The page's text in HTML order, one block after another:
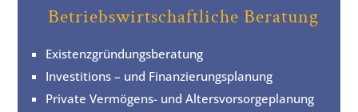
Betriebswirtschaftliche Beratung
Existenzgründungsberatung
Investitions – und Finanzierungsplanung
Private Vermögens- und Altersvorsorgeplanung